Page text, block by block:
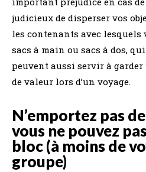
judicieux de disperser vos
les contenants avec lesquels
sacs à main ou sacs à dos,
peuvent aussi servir à garder
de valeur lors d’un voyage.
N’emportez pas
vous ne pouvez
bloc (à moins de
groupe)